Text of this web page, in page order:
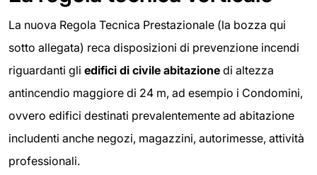
La nuova Regola Tecnica Prestazionale (la bozza qui
sotto allegata) reca disposizioni di prevenzione incendi
riguardanti gli edifici di civile abitazione di altezza
antincendio maggiore di 24 m, ad esempio i Condomini,
ovvero edifici destinati prevalentemente ad abitazione
includenti anche negozi, magazzini, autorimesse, attività
professionali.